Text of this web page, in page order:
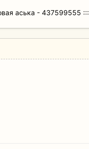
аська - 437599555 :::